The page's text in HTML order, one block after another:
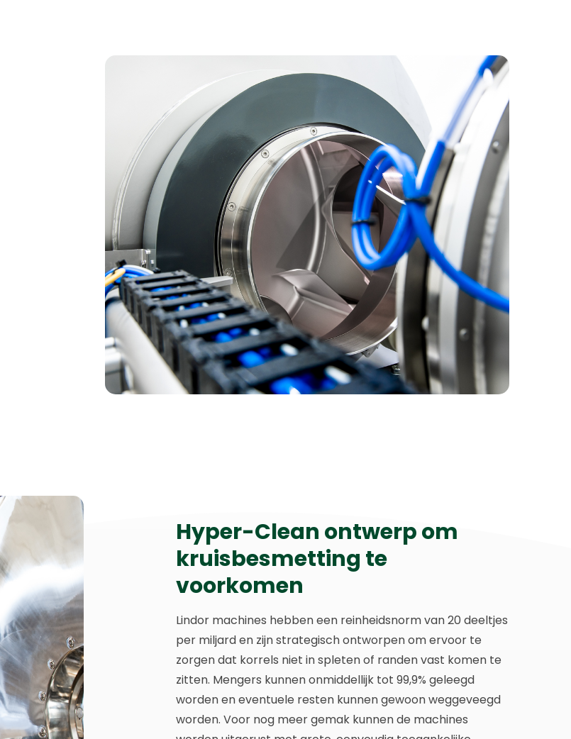
Hyper-Clean ontwerp om
kruisbesmetting te
voorkomen
Lindor machines hebben een reinheidsnorm van 20 deeltjes
per miljard en zijn strategisch ontworpen om ervoor te
zorgen dat korrels niet in spleten of randen vast komen te
zitten. Mengers kunnen onmiddellijk tot 99,9% geleegd
worden en eventuele resten kunnen gewoon weggeveegd
worden. Voor nog meer gemak kunnen de machines